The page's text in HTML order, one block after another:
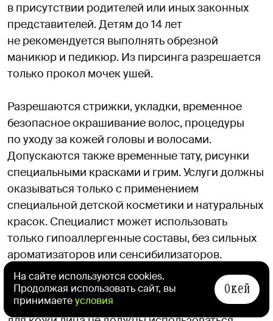
в присутствии родителей или иных законных
представителей. Детям до 14 лет
не рекомендуется выполнять обрезной
маникюр и педикюр. Из пирсинга разрешается
только прокол мочек ушей.
Разрешаются стрижки, укладки, временное
безопасное окрашивание волос, процедуры
по уходу за кожей головы и волосами.
Допускаются также временные тату, рисунки
специальными красками и грим. Услуги должны
оказываться только с применением
специальной детской косметики и натуральных
красок. Специалист может использовать
только гипоаллергенные составы, без сильных
ароматизаторов или сенсибилизаторов.
Спа-программы, согласно стандарту, детям
проходить можно. При этом при оказании услуг
На сайте используются cookies.
Продолжая использовать сайт, вы
принимаетеусловия
Окей